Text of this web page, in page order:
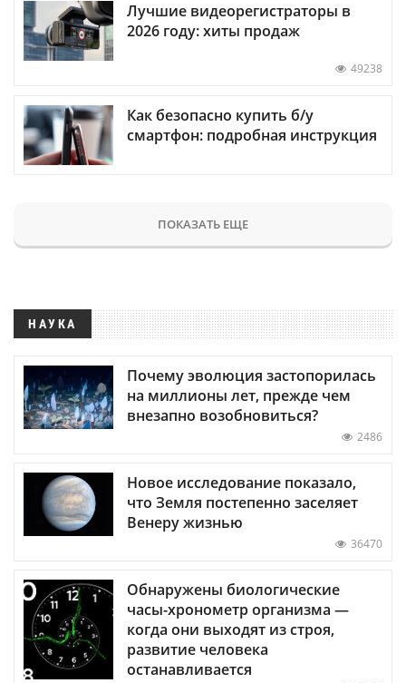
Лучшие видеорегистраторы в
2026 году: хиты продаж
49238
Как безопасно купить б/у
смартфон: подробная инструкция
ПОКАЗАТЬ ЕЩЕ
НАУКА
Почему эволюция застопорилась
на миллионы лет, прежде чем
внезапно возобновиться?
2486
Новое исследование показало,
что Земля постепенно заселяет
Венеру жизнью
36470
Обнаружены биологические
часы-хронометр организма —
когда они выходят из строя,
развитие человека
останавливается